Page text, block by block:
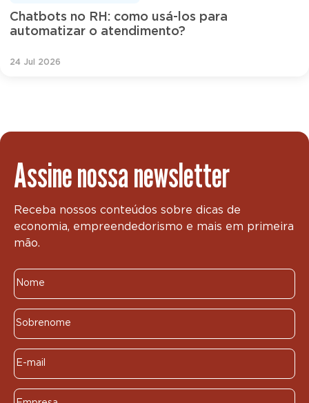
Chatbots no RH: como usá-los para
automatizar o atendimento?
24 Jul 2026
Assine nossa newsletter
Receba nossos conteúdos sobre dicas de
economia, empreendedorismo e mais em primeira
mão.